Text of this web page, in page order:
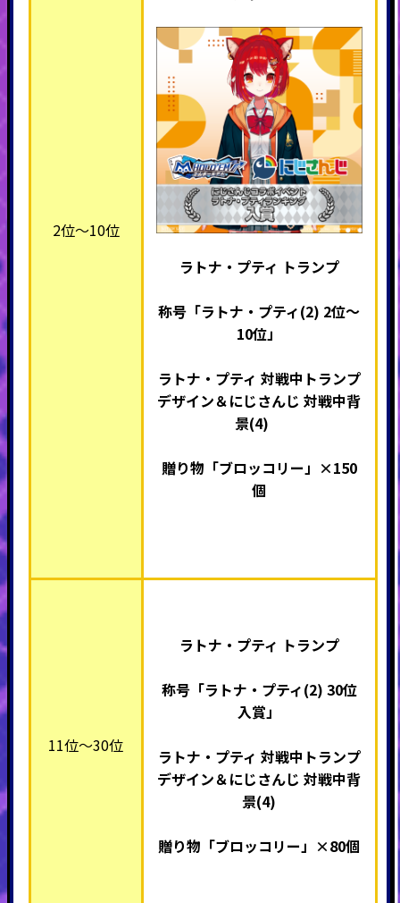
2位～10位
ラトナ・プティ トランプ
称号「ラトナ・プティ(2) 2位～
10位」
ラトナ・プティ 対戦中トランプ
デザイン＆にじさんじ 対戦中背
景(4)
贈り物「ブロッコリー」×150
個
11位～30位
ラトナ・プティ トランプ
称号「ラトナ・プティ(2) 30位
入賞」
ラトナ・プティ 対戦中トランプ
デザイン＆にじさんじ 対戦中背
景(4)
贈り物「ブロッコリー」×80個